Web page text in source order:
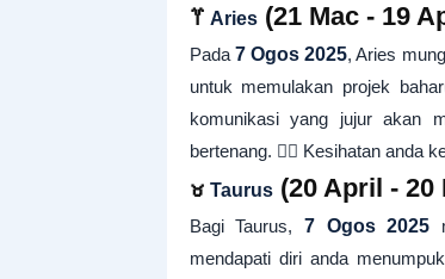
♈ Aries(21 Mac - 19
Pada 7 Ogos 2025, Aries
untuk memulakan projek
komunikasi yang jujur akan
bertenang. 🧘‍♀️ Kesihatan anda
♉ Taurus(20 April - 20
Bagi Taurus, 7 Ogos 2025
mendapati diri anda